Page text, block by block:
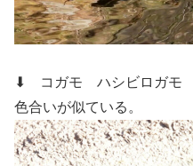
⬇ コガモ ハシビロガモ
色合いが似ている。